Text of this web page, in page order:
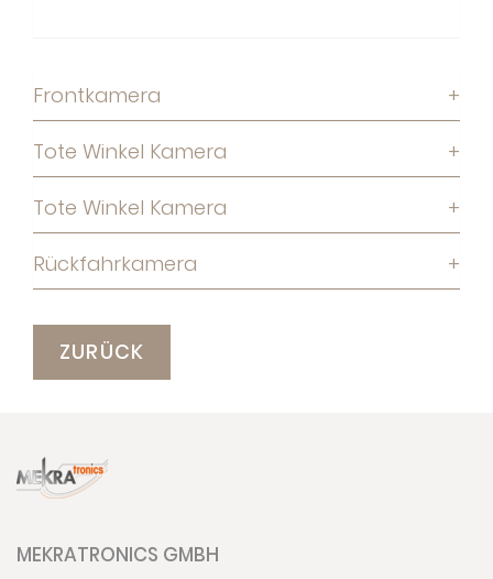
Frontkamera +
Tote Winkel Kamera +
Tote Winkel Kamera +
Rückfahrkamera +
ZURÜCK
MEKRATRONICS GMBH